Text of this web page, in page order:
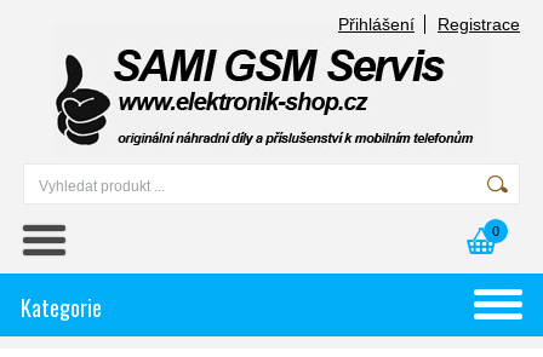
Přihlášení Registrace
0
Kategorie